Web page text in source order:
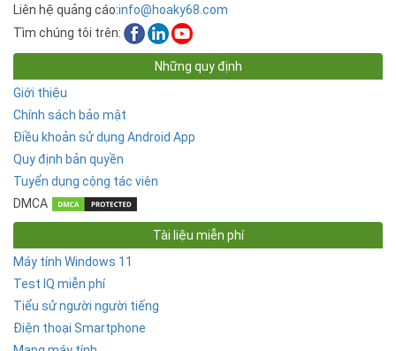
Liên hệ quảng cáo:info@hoaky68.com
Tìm chúng tôi trên:
Những quy định
Giới thiệu
Chính sách bảo mật
Điều khoản sử dụng Android App
Quy định bản quyền
Tuyển dụng cộng tác viên
DMCA
Tài liệu miễn phí
Máy tính Windows 11
Test IQ miễn phí
Tiểu sử người người tiếng
Điện thoại Smartphone